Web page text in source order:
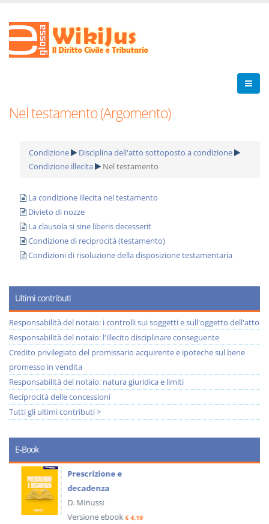
Nel testamento (Argomento)
Condizione
Disciplina dell'atto sottoposto a condizione
Condizione illecita
Nel testamento
La condizione illecita nel testamento
Divieto di nozze
La clausola si sine liberis decesserit
Condizione di reciprocità (testamento)
Condizioni di risoluzione della disposizione testamentaria
Ultimi contributi
Responsabilità del notaio: i controlli sui soggetti e sull'oggetto dell'atto
Responsabilità del notaio: l'illecito disciplinare conseguente
Credito privilegiato del promissario acquirente e ipoteche sul bene
promesso in vendita
Responsabilità del notaio: natura giuridica e limiti
Reciprocità delle concessioni
Tutti gli ultimi contributi >
E-Book
Prescrizione e
decadenza
D. Minussi
Versione ebook€ 4,19